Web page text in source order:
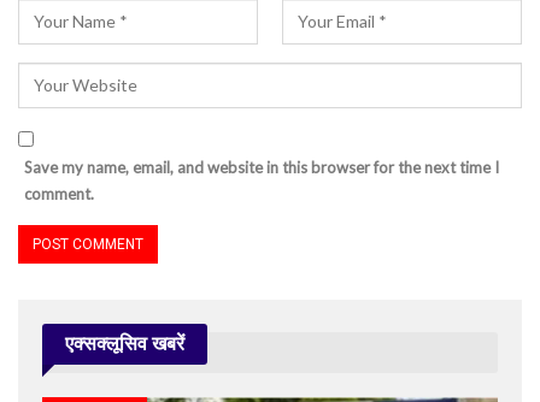
Save my name, email, and website in this browser for the next time I
comment.
एक्सक्लूसिव खबरें